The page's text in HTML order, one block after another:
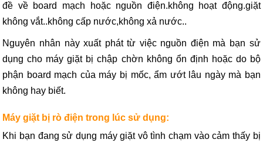
đề về board mạch hoặc nguồn điện.không hoạt động.giặt
không vắt..không cấp nước,không xả nước..
Nguyên nhân này xuất phát từ việc nguồn điện mà bạn sử
dụng cho máy giặt bị chập chờn không ổn định hoặc do bộ
phận board mạch của máy bị mốc, ẩm ướt lâu ngày mà bạn
không hay biết.
Máy giặt bị rò điện trong lúc sử dụng:
Khi bạn đang sử dụng máy giặt vô tình chạm vào cảm thấy bị